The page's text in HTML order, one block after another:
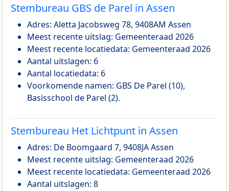
Stembureau GBS de Parel in Assen
Adres: Aletta Jacobsweg 78, 9408AM Assen
Meest recente uitslag: Gemeenteraad 2026
Meest recente locatiedata: Gemeenteraad 2026
Aantal uitslagen: 6
Aantal locatiedata: 6
Voorkomende namen: GBS De Parel (10),
Basisschool de Parel (2).
Stembureau Het Lichtpunt in Assen
Adres: De Boomgaard 7, 9408JA Assen
Meest recente uitslag: Gemeenteraad 2026
Meest recente locatiedata: Gemeenteraad 2026
Aantal uitslagen: 8